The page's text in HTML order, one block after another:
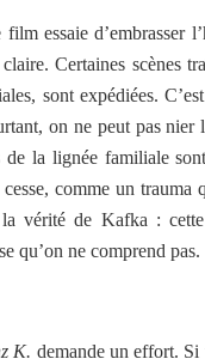
essaie d’embrasser
Certaines scènes
sont expédiées.
on ne peut pas nier
de la lignée familiale
comme un
vérité de Kafka :
qu’on ne comprend pas.
K. demande un effort. Si